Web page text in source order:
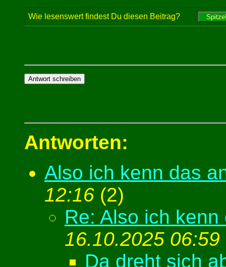
Wie lesenswert findest Du diesen Beitrag?
Antworten:
Also ich kenn das
12:16 (2)
Re: Also ich
16.10.2025 06:59
Da dreht sich